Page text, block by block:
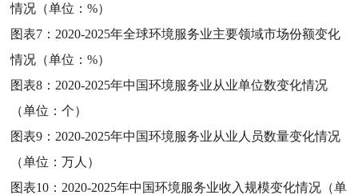
情况（单位：%）
图表7： 2020-2025年全球环境服务业主要领域市场份额变化
情况（单位：%）
图表8： 2020-2025年中国环境服务业从业单位数变化情况
（单位：个）
图表9： 2020-2025年中国环境服务业从业人员数量变化情况
（单位：万人）
图表10： 2020-2025年中国环境服务业收入规模变化情况（单